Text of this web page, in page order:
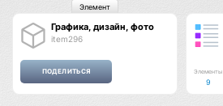
Графика, дизайн, фото
item296
Элемент
Элементы
9